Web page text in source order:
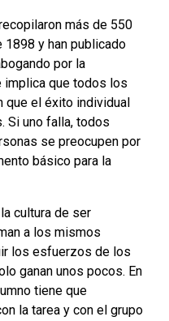
más de 550
y han publicado
por la
implica que todos los
que el éxito individual
Si uno falla, todos
se preocupen por
básico para la
cultura de ser
a los mismos
los esfuerzos de los
ganan unos pocos. En
tiene que
la tarea y con el grupo